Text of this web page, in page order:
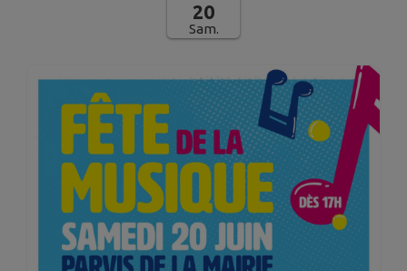
20
Sam.